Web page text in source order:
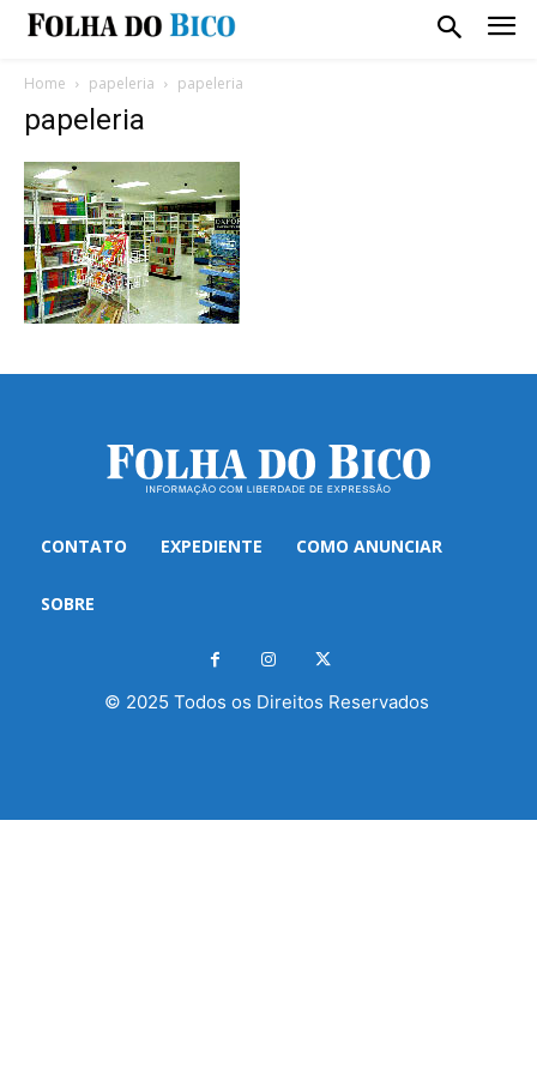
Home papeleria papeleria
papeleria
CONTATO EXPEDIENTE COMO ANUNCIAR
SOBRE
© 2025 Todos os Direitos Reservados